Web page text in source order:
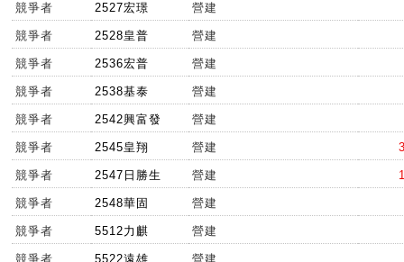
競爭者 2527宏璟 營建
競爭者 2528皇普 營建
競爭者 2536宏普 營建
競爭者 2538基泰 營建
競爭者 2542興富發 營建
競爭者 2545皇翔 營建
競爭者 2547日勝生 營建
競爭者 2548華固 營建
競爭者 5512力麒 營建
競爭者 5522遠雄 營建